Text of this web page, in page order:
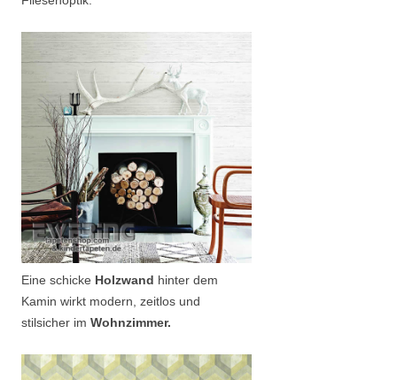
Eine schicke Holzwand hinter dem
Kamin wirkt modern, zeitlos und
stilsicher im Wohnzimmer.